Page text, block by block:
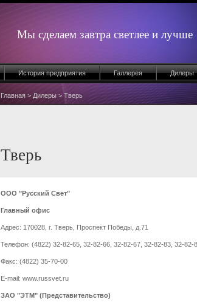
Мы сделаем завтра светлее и лучше
История предприятия Галлерея Дилеры
Главная > Дилеры > Тверь
Тверь
ООО "Русский Свет"
Главный офис
Адрес: 170028, г. Тверь, Проспект Победы, д.71
Телефон: (4822) 32-82-65, 32-82-66, 32-82-67, 32-82-83, 32-82-
Факс: (4822) 35-70-00
E-mail: www.russvet.ru
ЗАО "ЭТМ" (Представительство)